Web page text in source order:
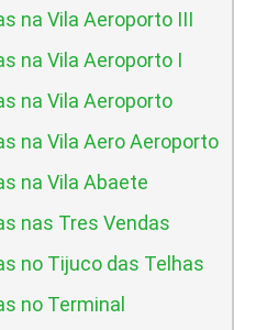
na Vila Aeroporto III
na Vila Aeroporto I
na Vila Aeroporto
na Vila Aero Aeroporto
na Vila Abaete
nas Tres Vendas
no Tijuco das Telhas
no Terminal